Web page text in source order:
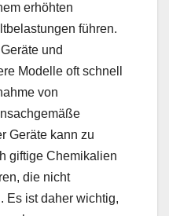
erhöhten
führen.
und
Modelle oft schnell
von
Geräte kann zu
giftige Chemikalien
die nicht
Es ist daher wichtig,